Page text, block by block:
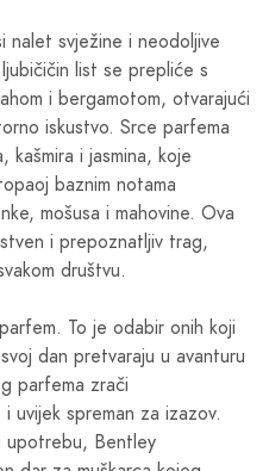
nalet svježine i neodoljive
list se prepliće s
i bergamotom, otvarajući
iskustvo. Srce parfema
kašmira i jasmina, koje
baznim notama
mošusa i mahovine. Ova
i prepoznatljiv trag,
društvu.
To je odabir onih koji
dan pretvaraju u avanturu
parfema zrači
uvijek spreman za izazov.
upotrebu, Bentley